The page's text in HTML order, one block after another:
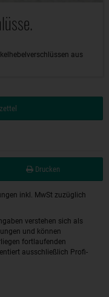
aus
Drucken
inkl. MwSt zuzüglich
verstehen sich als
und können
fortlaufenden
ausschließlich Profi-